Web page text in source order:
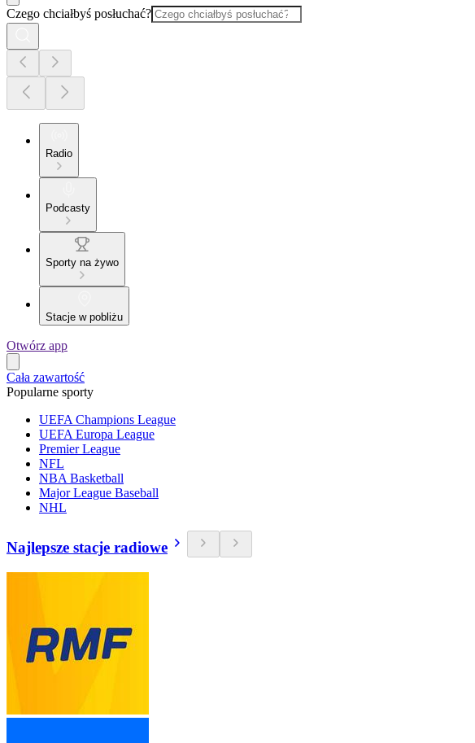
Czego chciałbyś posłuchać?
Radio
Podcasty
Sporty na żywo
Stacje w pobliżu
Otwórz app
Cała zawartość
Popularne sporty
UEFA Champions League
UEFA Europa League
Premier League
NFL
NBA Basketball
Major League Baseball
NHL
Najlepsze stacje radiowe